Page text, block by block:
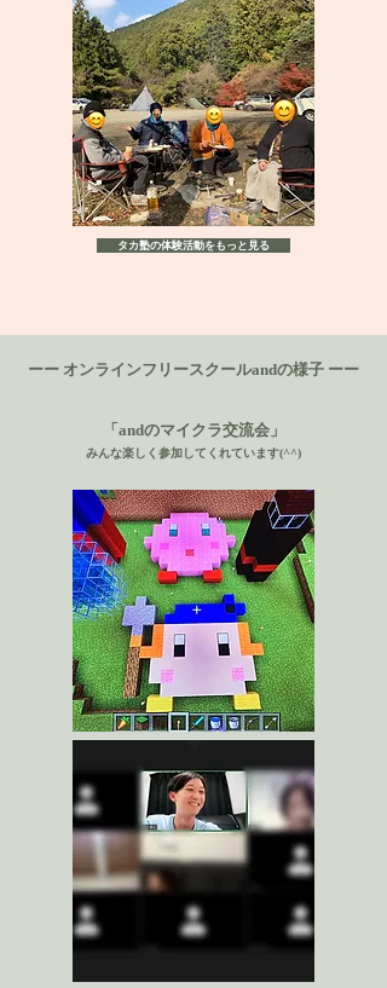
タカ塾の体験活動をもっと見る
ーー オンラインフリースクールandの様子 ーー
「andのマイクラ交流会」
​みんな楽しく参加してくれています(^^)